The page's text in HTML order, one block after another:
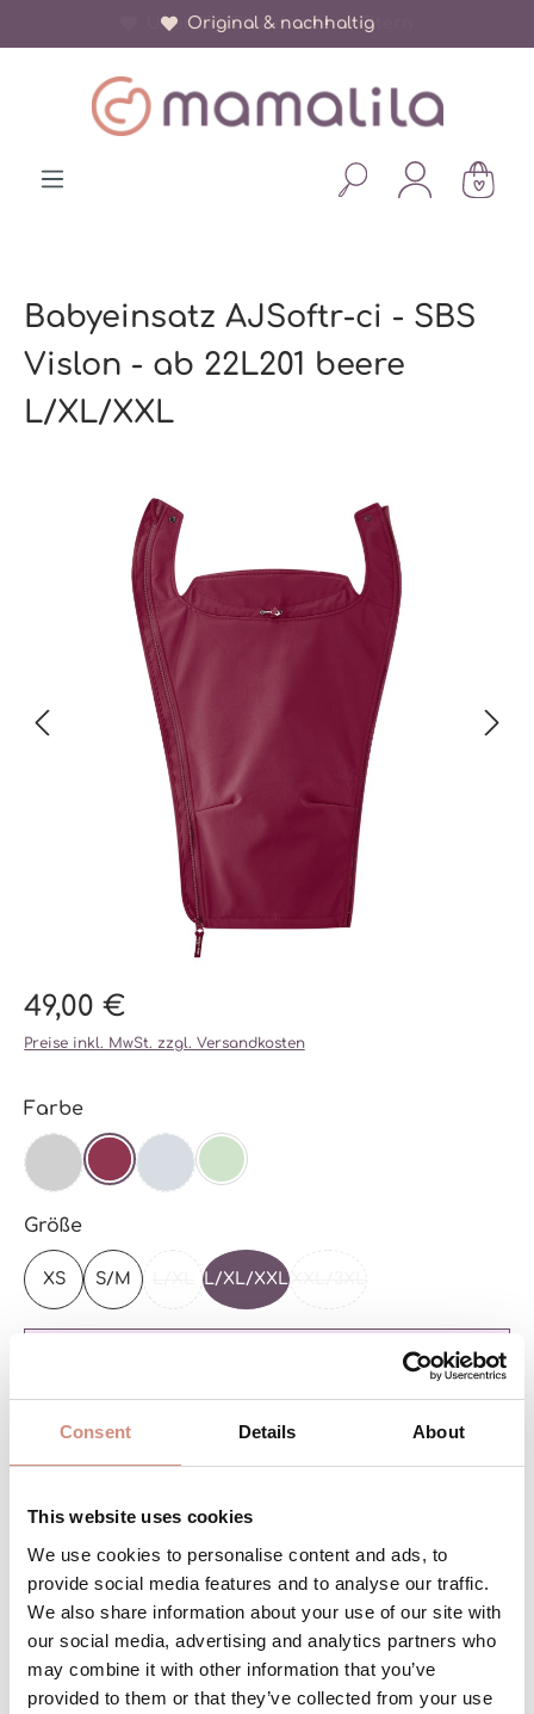
Consent Details About
This website uses cookies
We use cookies to personalise content and ads, to
provide social media features and to analyse our traffic.
We also share information about your use of our site with
our social media, advertising and analytics partners who
may combine it with other information that you’ve
provided to them or that they’ve collected from your use
Original & nachhaltig
Über 150.000 zufriedene Eltern
Babyeinsatz AJSoftr-ci - SBS
Vislon - ab 22L201 beere
L/XL/XXL
Bildergalerie überspringen
49,00 €
Preise inkl. MwSt. zzgl. Versandkosten
Farbeauswählen
SCHWARZ
(DIESE OPTION IST ZURZEIT NICHT VERFÜGBAR.)
BEERE NAVY
(DIESE OPTION IST ZURZEIT NICHT
MINT
Größeauswählen
XS S/M (DIESE OPTION IST ZURZEIT NICHT
L/XL/XXL
Produkt Anzahl: Gib den
Produktnummer:BE-AJsoftr-ci-SBS-l/xl-be/be
BESCHREIBUNG
Material:3-Lagen-Laminat mit